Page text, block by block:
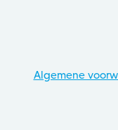
Algemene